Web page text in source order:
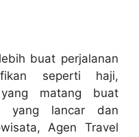
buat perjalanan
seperti haji,
matang buat
yang lancar dan
Agen Travel